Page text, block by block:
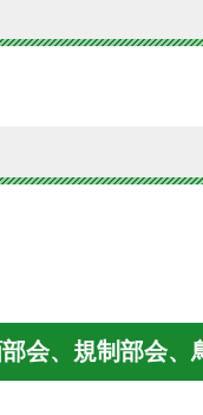
会、規制部会、